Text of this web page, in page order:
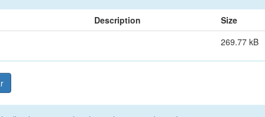
Description Size
269.77 kB